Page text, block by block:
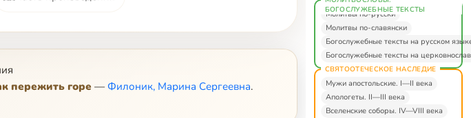
пережить горе— Филоник, Марина Сергеевна.
БОГОСЛУЖЕБНЫЕ ТЕКСТЫ
Молитвы по-русски
Молитвы по-славянски
Богослужебные тексты на русском
Богослужебные тексты на
СВЯТООТЕЧЕСКОЕ НАСЛЕДИЕ
Мужи апостольские. I—II века
Апологеты. II—III века
Вселенские соборы. IV—VIII века